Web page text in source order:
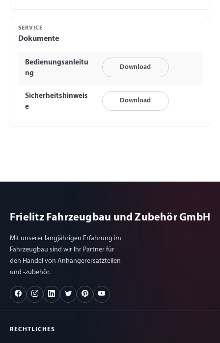
SERVICE
Dokumente
Bedienungsanleitu
ng
Download
Sicherheitshinweis
e
Download
Frielitz Fahrzeugbau und Zubehör GmbH
Mit unserer langjährigen Erfahrung im
Fahrzeugbau sind wir Ihr Partner für
den Handel von Anhängerersatzteilen
und -zubehör.
RECHTLICHES